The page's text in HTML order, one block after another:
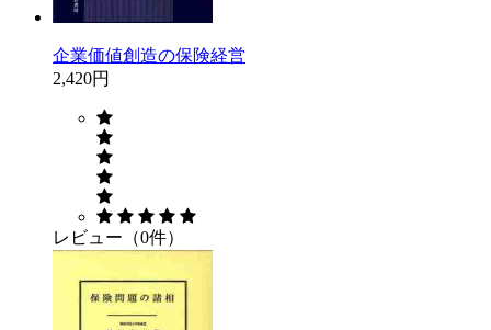
企業価値創造の保険経営
2,420円
レビュー（0件）